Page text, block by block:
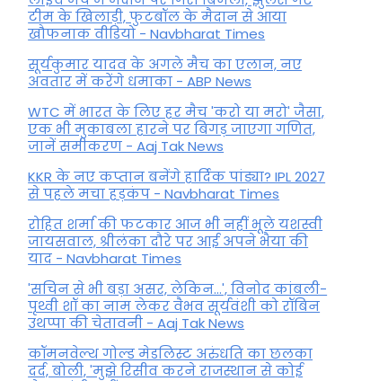
टीम के खिलाड़ी, फुटबॉल के मैदान से आया
खौफनाक वीडियो - Navbharat Times
सूर्यकुमार यादव के अगले मैच का एलान, नए
अवतार में करेंगे धमाका - ABP News
WTC में भारत के लिए हर मैच 'करो या मरो' जैसा,
एक भी मुकाबला हारने पर बिगड़ जाएगा गण‍ित,
जानें समीकरण - Aaj Tak News
KKR के नए कप्तान बनेंगे हार्दिक पांड्या? IPL 2027
से पहले मचा हड़कंप - Navbharat Times
रोहित शर्मा की फटकार आज भी नहीं भूले यशस्वी
जायसवाल, श्रीलंका दौरे पर आई अपने भैया की
याद - Navbharat Times
'सचिन से भी बड़ा असर, लेकिन...', व‍िनोद कांबली-
पृथ्वी शॉ का नाम लेकर वैभव सूर्यवंशी को रॉबिन
उथप्पा की चेतावनी - Aaj Tak News
कॉमनवेल्थ गोल्ड मे​डलिस्ट अरुंधति का छलका
दर्द, बोली, 'मुझे रिसीव करने राजस्थान से कोई